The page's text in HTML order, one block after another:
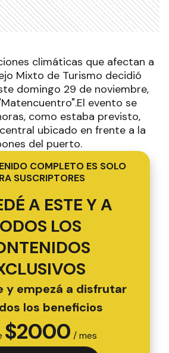
climáticas que afectan a
Mixto de Turismo decidió
domingo 29 de noviembre,
evento se
como estaba previsto,
ubicado en frente a la
del puerto.
COMPLETO ES SOLO
SUSCRIPTORES
A ESTE Y A
LOS
y empezá a disfrutar
los beneficios
$2000 / mes